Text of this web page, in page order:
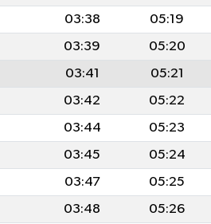
03:38 05:19
03:39 05:20
03:41 05:21
03:42 05:22
03:44 05:23
03:45 05:24
03:47 05:25
03:48 05:26